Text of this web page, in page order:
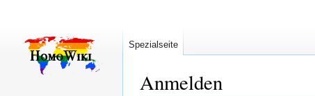
Anmelden
Spezialseite